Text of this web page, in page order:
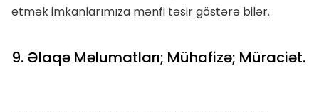
etmək imkanlarımıza mənfi təsir göstərə bilər.
9. Əlaqə Məlumatları; Mühafizə; Müraciət.